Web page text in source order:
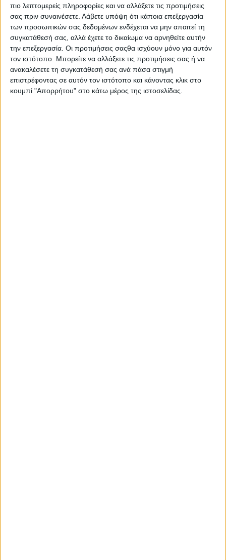
πιο λεπτομερείς πληροφορίες και να αλλάξετε τις προτιμήσεις
σας πριν συναινέσετε. Λάβετε υπόψη ότι κάποια επεξεργασία
των προσωπικών σας δεδομένων ενδέχεται να μην απαιτεί τη
συγκατάθεσή σας, αλλά έχετε το δικαίωμα να αρνηθείτε αυτήν
την επεξεργασία. Οι προτιμήσεις σαςθα ισχύουν μόνο για αυτόν
τον ιστότοπο. Μπορείτε να αλλάξετε τις προτιμήσεις σας ή να
ανακαλέσετε τη συγκατάθεσή σας ανά πάσα στιγμή
επιστρέφοντας σε αυτόν τον ιστότοπο και κάνοντας κλικ στο
κουμπί "Απορρήτου" στο κάτω μέρος της ιστοσελίδας.
Ελληνική Ταχύτητα 11/4/2025